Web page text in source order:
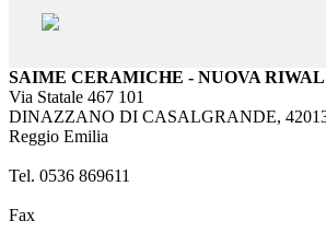
SAIME CERAMICHE - NUOVA RIWAL
Via Statale 467 101
DINAZZANO DI CASALGRANDE,
Reggio Emilia
Tel. 0536 869611
Fax